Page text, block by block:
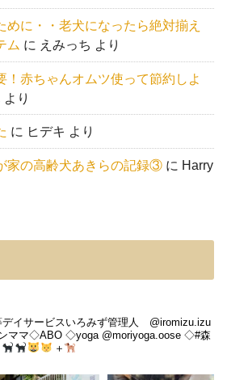
めに・・老犬になったら絶対揃え
ム に えみっち より
！赤ちゃんオムツ使って節約しよ
より
に ヒデキ より
家の高齢犬あきらの記録③ に Harry
イサービスいろみず管理人 @iromizu.izu
ママ◇ABO ◇yoga @moriyoga.oose ◇#森
＋